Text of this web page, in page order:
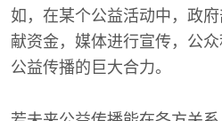
如，在某个公益活动中，政
献资金，媒体进行宣传，公
公益传播的巨大合力。